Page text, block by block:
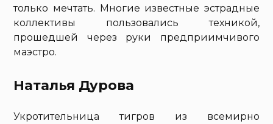
только мечтать. Многие известные эстрадные
коллективы пользовались техникой,
прошедшей через руки предприимчивого
маэстро.
Наталья Дурова
Укротительница тигров из всемирно